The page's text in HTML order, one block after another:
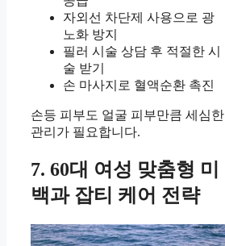
자외선 차단제 사용으로 광
노화 방지
필러 시술 상담 후 적절한 시
술 받기
손 마사지로 혈액순환 촉진
손등 피부도 얼굴 피부만큼 세심한
관리가 필요합니다.
7. 60대 여성 맞춤형 미
백과 잡티 케어 전략